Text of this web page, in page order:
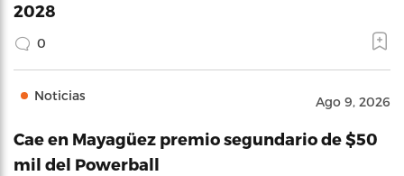
2028
0
Noticias Ago 9, 2026
Cae en Mayagüez premio segundario de $50
mil del Powerball